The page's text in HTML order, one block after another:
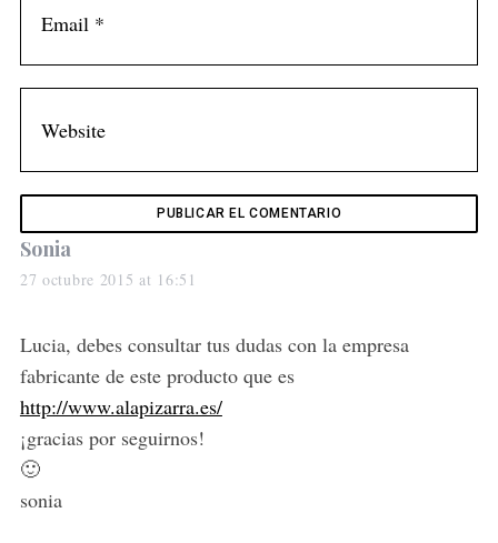
s
a
s
:
Sonia
27 octubre 2015 at 16:51
Lucia, debes consultar tus dudas con la empresa
fabricante de este producto que es
http://www.alapizarra.es/
¡gracias por seguirnos!
🙂
sonia